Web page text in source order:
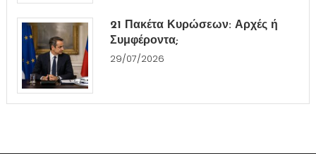
21 Πακέτα Κυρώσεων: Αρχές ή
Συμφέροντα;
29/07/2026